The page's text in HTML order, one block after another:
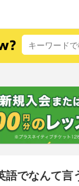
でなんて言